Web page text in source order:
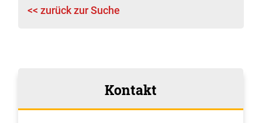
<< zurück zur Suche
Kontakt